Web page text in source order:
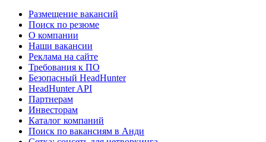
Размещение вакансий
Поиск по резюме
О компании
Наши вакансии
Реклама на сайте
Требования к ПО
Безопасный HeadHunter
HeadHunter API
Партнерам
Инвесторам
Каталог компаний
Поиск по вакансиям в Анди